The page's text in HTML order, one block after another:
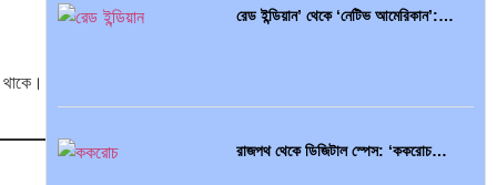
রেড ইন্ডিয়ান’ থেকে ‘নেটিভ আমেরিকান’:…
রাজপথ থেকে ডিজিটাল স্পেস: ‘ককরোচ…